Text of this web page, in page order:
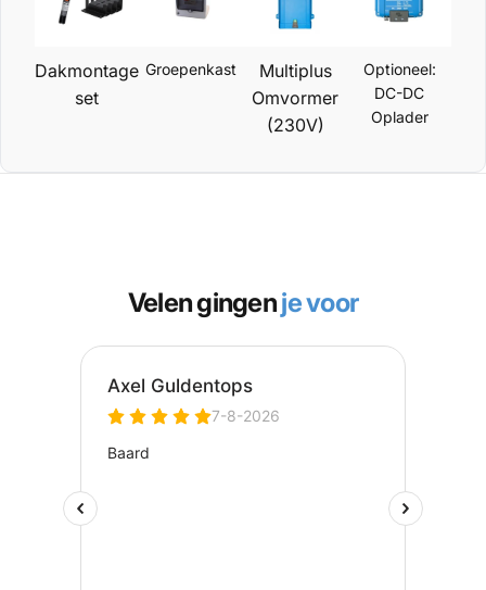
Dakmontage
set
Groepenkast
Multiplus
Omvormer
(230V)
Optioneel:
DC-DC
Oplader
Velen gingenje voor